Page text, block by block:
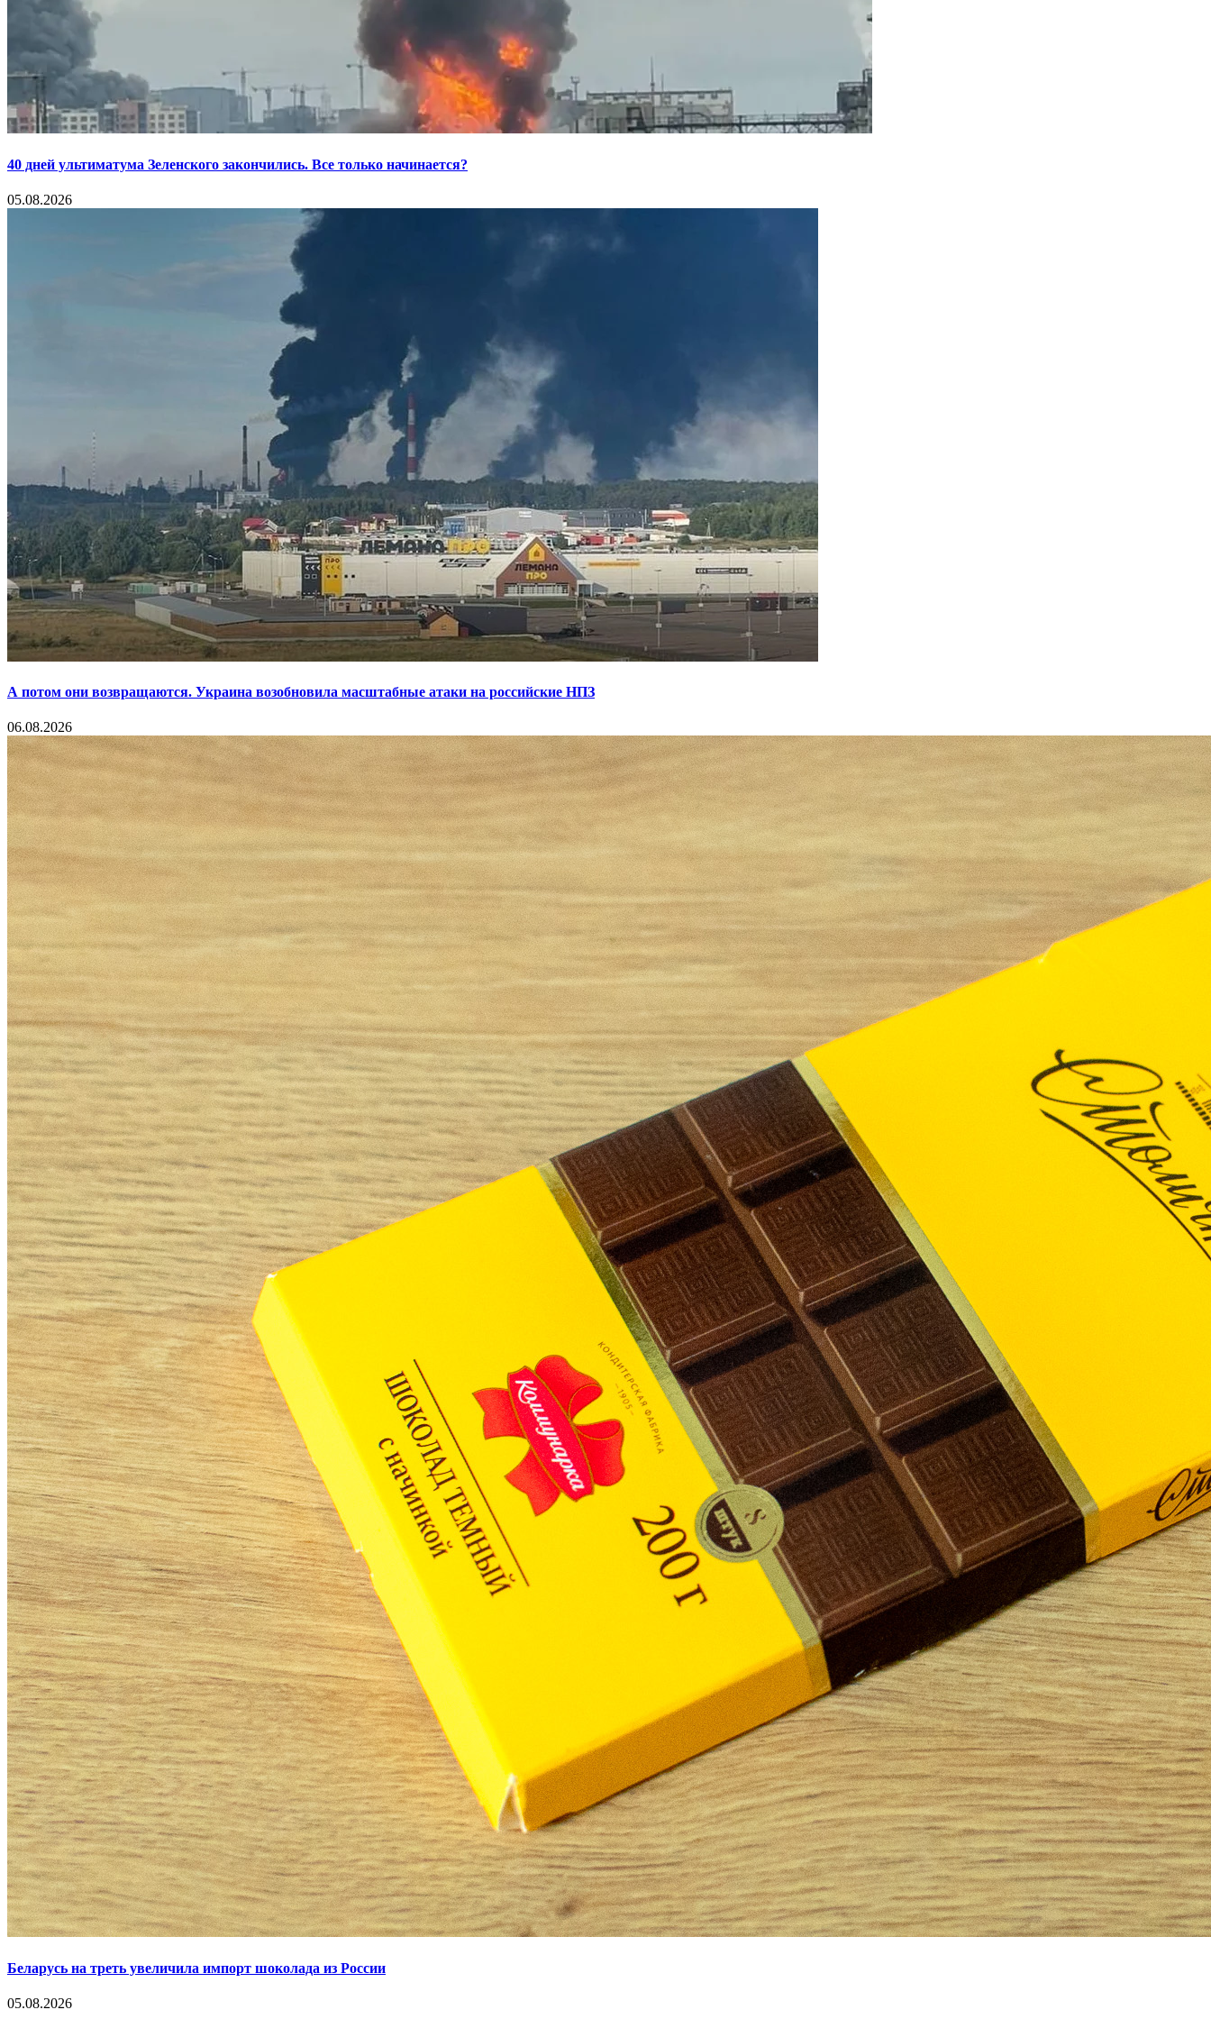
40 дней ультиматума Зеленского закончились. Все только начинается?
05.08.2026
А потом они возвращаются. Украина возобновила масштабные атаки на российские НПЗ
06.08.2026
Беларусь на треть увеличила импорт шоколада из России
05.08.2026